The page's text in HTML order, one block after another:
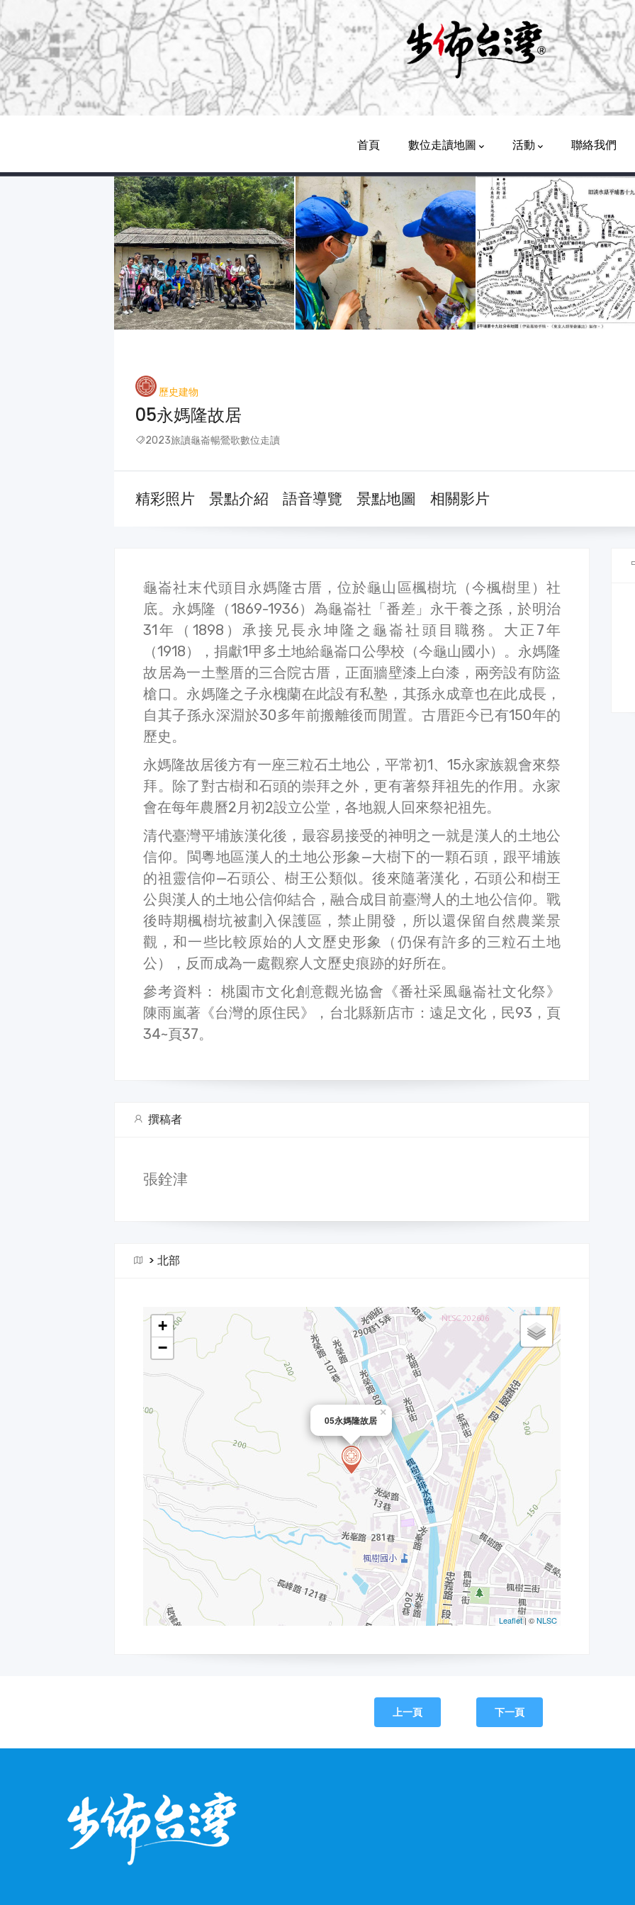
Navigation
首頁 數位走讀地圖 活動 聯絡我們
歷史建物
05永媽隆故居
2023旅讀龜崙暢鶯歌數位走讀
精彩照片 景點介紹 語音導覽 景點地圖 相關影片
龜崙社末代頭目永媽隆古厝，位於龜山區楓樹坑（今楓樹里）社
底。永媽隆（1869-1936）為龜崙社「番差」永干養之孫，於明治
31年（1898）承接兄長永坤隆之龜崙社頭目職務。大正7年
（1918），捐獻1甲多土地給龜崙口公學校（今龜山國小）。永媽隆
故居為一土墼厝的三合院古厝，正面牆壁漆上白漆，兩旁設有防盜
槍口。永媽隆之子永槐蘭在此設有私塾，其孫永成章也在此成長，
自其子孫永深淵於30多年前搬離後而閒置。古厝距今已有150年的
歷史。
永媽隆故居後方有一座三粒石土地公，平常初1、15永家族親會來祭
拜。除了對古樹和石頭的崇拜之外，更有著祭拜祖先的作用。永家
會在每年農曆2月初2設立公堂，各地親人回來祭祀祖先。
清代臺灣平埔族漢化後，最容易接受的神明之一就是漢人的土地公
信仰。閩粵地區漢人的土地公形象—大樹下的一顆石頭，跟平埔族
的祖靈信仰—石頭公、樹王公類似。後來隨著漢化，石頭公和樹王
公與漢人的土地公信仰結合，融合成目前臺灣人的土地公信仰。戰
後時期楓樹坑被劃入保護區，禁止開發，所以還保留自然農業景
觀，和一些比較原始的人文歷史形象（仍保有許多的三粒石土地
公），反而成為一處觀察人文歷史痕跡的好所在。
參考資料： 桃園市文化創意觀光協會《番社采風龜崙社文化祭》
陳雨嵐著《台灣的原住民》，台北縣新店市：遠足文化，民93，頁
34~頁37。
撰稿者
張銓津
>北部
上一頁 下一頁